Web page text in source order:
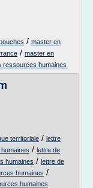
/ master en
/ master en
ressources humaines
territoriale / lettre
/ lettre de
humaines / lettre de
humaines /
humaines